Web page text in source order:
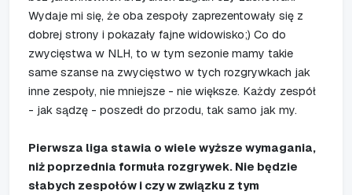
Wydaje mi się, że oba zespoły zaprezentowały się z
dobrej strony i pokazały fajne widowisko;) Co do
zwycięstwa w NLH, to w tym sezonie mamy takie
same szanse na zwycięstwo w tych rozgrywkach jak
inne zespoły, nie mniejsze - nie większe. Każdy zespół
- jak sądzę - poszedł do przodu, tak samo jak my.
Pierwsza liga stawia o wiele wyższe wymagania,
niż poprzednia formuła rozgrywek. Nie będzie
słabych zespołów i czy w związku z tym